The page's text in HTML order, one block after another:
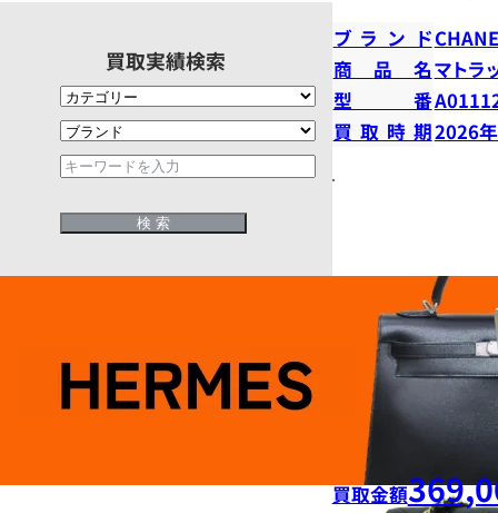
買取実績検索
ブランド
商品名マトラ
型番
買取時期2026
買取金額